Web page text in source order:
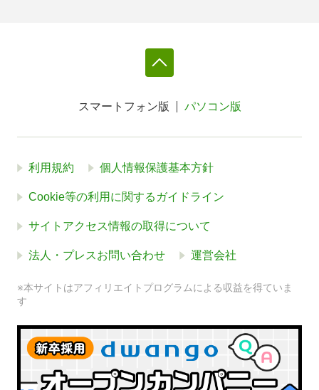
スマートフォン版 パソコン版
利用規約 個人情報保護基本方針
Cookie等の利用に関するガイドライン
サイトアクセス情報の取得について
法人・プレスお問い合わせ 運営会社
※本サイトはアフィリエイトプログラムによる収益を得ていま
す